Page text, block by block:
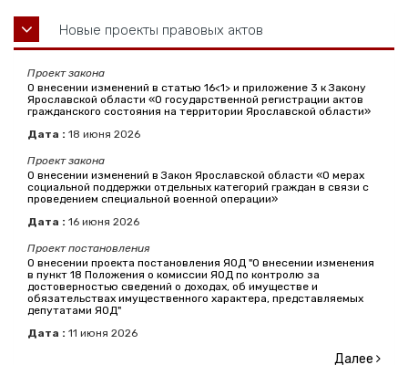
Новые проекты правовых актов
Проект закона
О внесении изменений в статью 16<1> и приложение 3 к Закону
Ярославской области «О государственной регистрации актов
гражданского состояния на территории Ярославской области»
Дата : 18 июня 2026
Проект закона
О внесении изменений в Закон Ярославской области «О мерах
социальной поддержки отдельных категорий граждан в связи с
проведением специальной военной операции»
Дата : 16 июня 2026
Проект постановления
О внесении проекта постановления ЯОД "О внесении изменения
в пункт 18 Положения о комиссии ЯОД по контролю за
достоверностью сведений о доходах, об имуществе и
обязательствах имущественного характера, представляемых
депутатами ЯОД"
Дата : 11 июня 2026
Далее